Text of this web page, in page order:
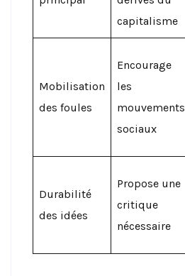
capitalisme
Mobilisation
des foules
Encourage
les
mouvements
sociaux
Durabilité
des idées
Propose une
critique
nécessaire